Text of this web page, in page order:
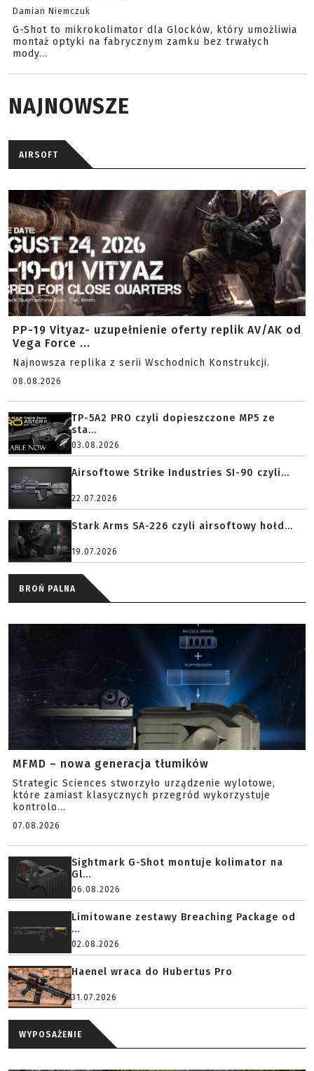
Damian Niemczuk
G-Shot to mikrokolimator dla Glocków, który umożliwia
montaż optyki na fabrycznym zamku bez trwałych
mody...
NAJNOWSZE
AIRSOFT
PP-19 Vityaz- uzupełnienie oferty replik AV/AK od
Vega Force ...
Najnowsza replika z serii Wschodnich Konstrukcji.
08.08.2026
TP-5A2 PRO czyli dopieszczone MP5 ze
sta...
03.08.2026
Airsoftowe Strike Industries SI-90 czyli...
22.07.2026
Stark Arms SA-226 czyli airsoftowy hołd...
19.07.2026
BROŃ PALNA
MFMD – nowa generacja tłumików
Strategic Sciences stworzyło urządzenie wylotowe,
które zamiast klasycznych przegród wykorzystuje
kontrolo...
07.08.2026
Sightmark G-Shot montuje kolimator na
Gl...
06.08.2026
Limitowane zestawy Breaching Package od
...
02.08.2026
Haenel wraca do Hubertus Pro
31.07.2026
WYPOSAŻENIE